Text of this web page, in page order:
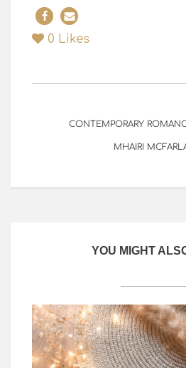
0 Likes
CONTEMPORARY
MHAIRI
YOU MIGHT